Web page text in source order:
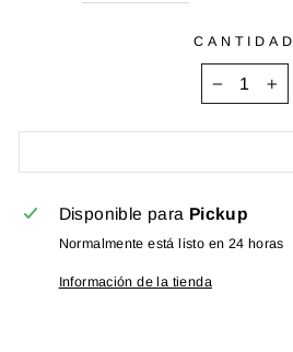
CANTIDAD
Disponible para Pickup
Normalmente está listo en 24 horas
Información de la tienda